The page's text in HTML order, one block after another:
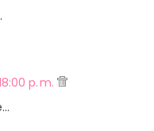
p. m.